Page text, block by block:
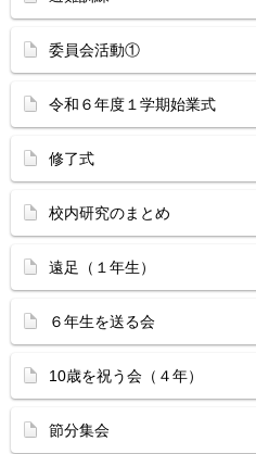
委員会活動①
令和６年度１学期始業式
修了式
校内研究のまとめ
遠足（１年生）
６年生を送る会
10歳を祝う会（４年）
節分集会